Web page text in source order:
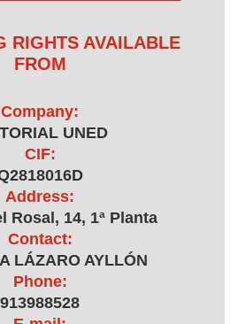
RIGHTS AVAILABLE
FROM
Company:
UNED
CIF:
Address:
Rosal, 14, 1ª Planta
Contact:
LÁZARO AYLLÓN
Phone:
913988528